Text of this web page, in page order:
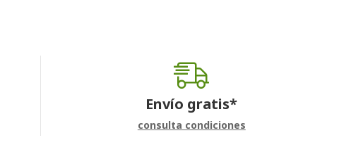
Envío gratis*
consulta condiciones